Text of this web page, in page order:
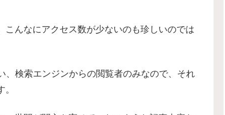
んなにアクセス数が少ないのも珍しいのでは
検索エンジンからの閲覧者のみなので、それ